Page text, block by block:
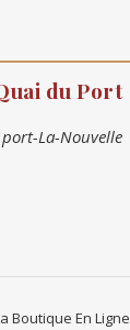
du Port
port-La-Nouvelle
Boutique En Ligne